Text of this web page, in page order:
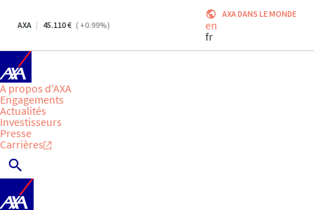
AXA 45.110 ( +0.99%)
AXA DANS LE MONDE
en
fr
A propos d'AXA
Engagements
Actualités
Investisseurs
Presse
Carrières